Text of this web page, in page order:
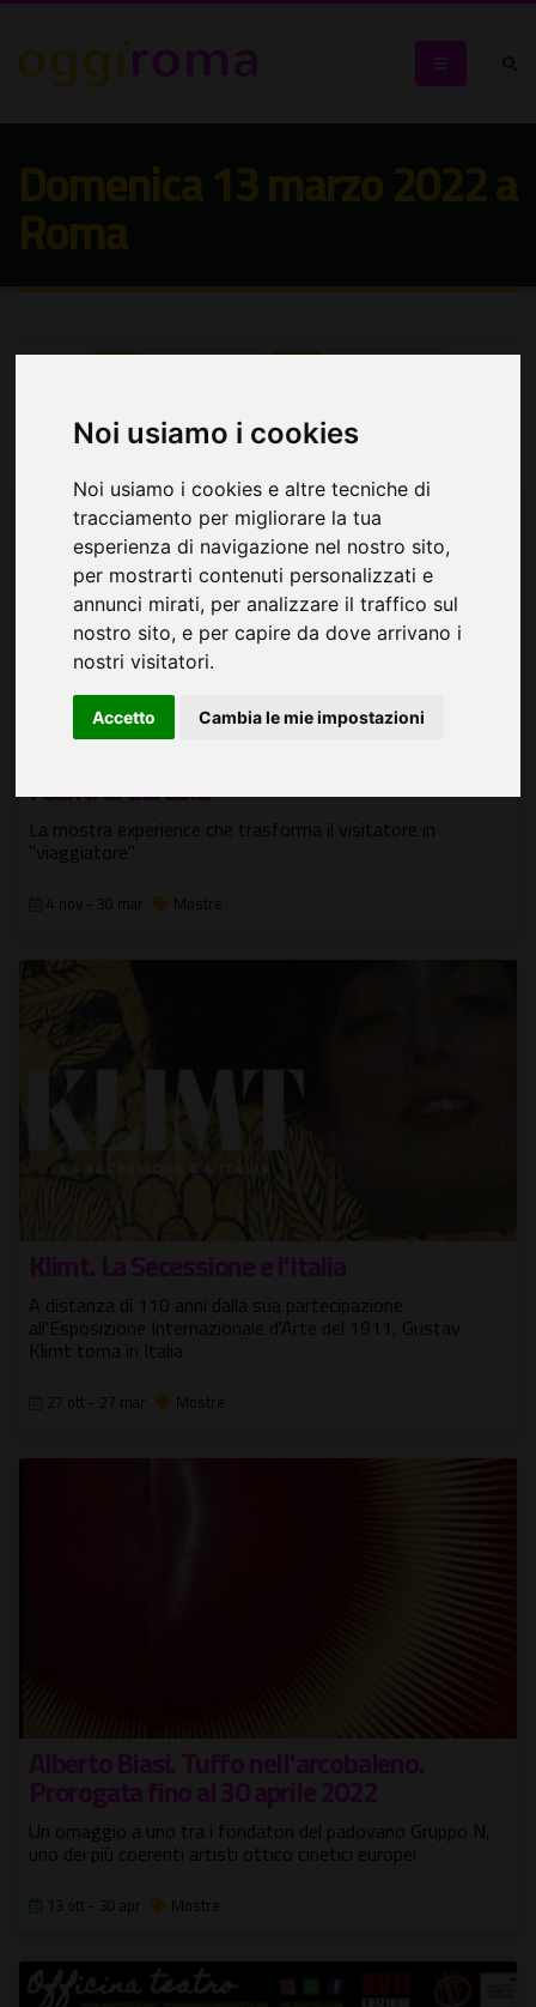
Noi usiamo i cookies
Noi usiamo i cookies e altre tecniche di
tracciamento per migliorare la tua
esperienza di navigazione nel nostro sito,
per mostrarti contenuti personalizzati e
annunci mirati, per analizzare il traffico sul
nostro sito, e per capire da dove arrivano i
nostri visitatori.
Accetto Cambia le mie impostazioni
Cerca eventi
I Canti di Eurasia
La mostra experience che trasforma il visitatore in
"viaggiatore"
4 nov - 30 mar Mostre
Klimt. La Secessione e l'Italia
A distanza di 110 anni dalla sua partecipazione
all'Esposizione Internazionale d'Arte del 1911, Gustav
Klimt torna in Italia
27 ott - 27 mar Mostre
Alberto Biasi. Tuffo nell'arcobaleno.
Prorogata fino al 30 aprile 2022
Un omaggio a uno tra i fondatori del padovano Gruppo N,
uno dei più coerenti artisti ottico cinetici europei
13 ott - 30 apr Mostre